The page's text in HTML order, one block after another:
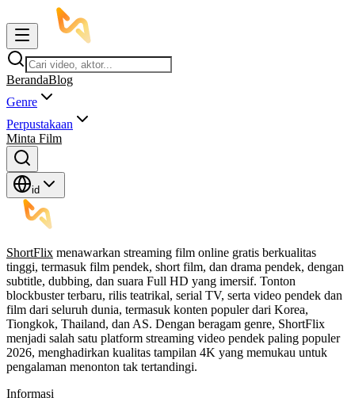
BerandaBlog
Genre
Perpustakaan
Minta Film
id
ShortFlix menawarkan streaming film online gratis berkualitas
tinggi, termasuk film pendek, short film, dan drama pendek, dengan
subtitle, dubbing, dan suara Full HD yang imersif. Tonton
blockbuster terbaru, rilis teatrikal, serial TV, serta video pendek dan
film dari seluruh dunia, termasuk konten populer dari Korea,
Tiongkok, Thailand, dan AS. Dengan beragam genre, ShortFlix
menjadi salah satu platform streaming video pendek paling populer
2026, menghadirkan kualitas tampilan 4K yang memukau untuk
pengalaman menonton tak tertandingi.
Informasi